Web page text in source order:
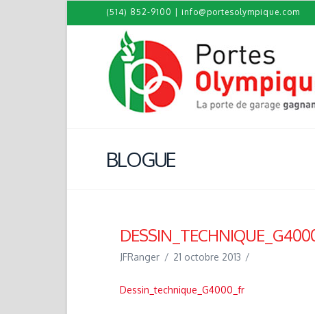
(514) 852-9100 info@portesolympique.com
BLOGUE
JFRanger 21 octobre 2013
Dessin_technique_G4000_fr